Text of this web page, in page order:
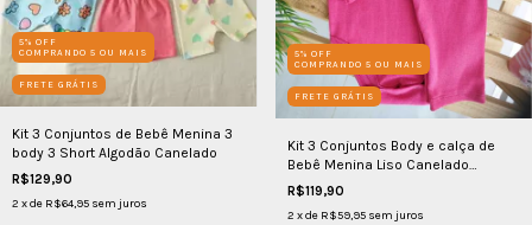
5% OFF
COMPRANDO 5 OU MAIS
FRETE GRÁTIS
Kit 3 Conjuntos de Bebê Menina 3
body 3 Short Algodão Canelado
R$129,90
2 x de R$64,95 sem juros
5% OFF
COMPRANDO 5 OU MAIS
FRETE GRÁTIS
Kit 3 Conjuntos Body e calça de
Bebê Menina Liso Canelado
Algodão
R$119,90
2 x de R$59,95 sem juros